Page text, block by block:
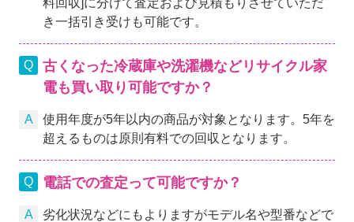
料回収]に分けて査定および見積もりさせていただ
き一括引き受けも可能です。
古くなった冷蔵庫や洗濯機などリサイクル家
電も買い取り可能ですか？
使用年度が5年以内の商品が対象となります。5年を
超えるものは原則有料での回収となります。
電話での査定って可能ですか？
劣化状況などにもよりますがモデル名や型番などで